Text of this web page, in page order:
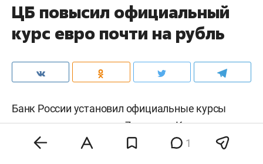
ЦБ повысил официальный
курс евро почти на рубль
Банк России установил официальные курсы
иностранных валют на 7 августа. Курс евро
прибавил сразу 87 копеек и впервые за
1